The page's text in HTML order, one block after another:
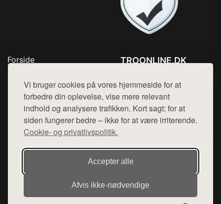
Vi bruger cookies på vores hjemmeside for at
forbedre din oplevelse, vise mere relevant
indhold og analysere trafikken. Kort sagt: for at
siden fungerer bedre – ikke for at være irriterende.
Cookie- og privatlivspolitik.
Accepter alle
Afvis ikke‑nødvendige
Forside
Top Rabatter
Blog
Kontakt
TROONLINE.DK
Mail: hej@want.dk
Cookie- og privatlivspolitik
Denne side er en del af want.dk, der udgiver en række
hjemmesider med præsentation af forskellige produkter fra
diverse webshops. Der sælges ikke varer fra denne side - vi
henviser til de shops, som sælger varen. Vi har heller ikke